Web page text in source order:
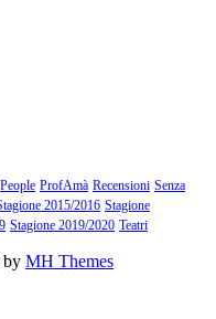
People ProfAmà Recensioni Senza
2015/2016 Stagione
Stagione 2019/2020 Teatri
by MH Themes